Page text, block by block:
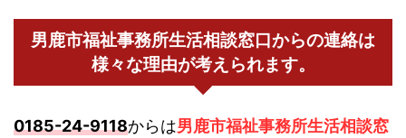
男鹿市福祉事務所生活相談窓口からの連絡は
様々な理由が考えられます。
0185-24-9118からは男鹿市福祉事務所生活相談窓